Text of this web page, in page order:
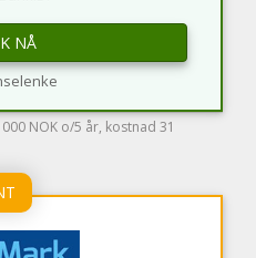
NÅ
NOK o/5 år, kostnad 31